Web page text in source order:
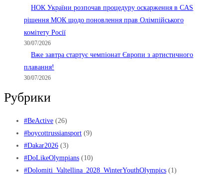
НОК України розпочав процедуру оскарження в CAS
рішення МОК щодо поновлення прав Олімпійського
комітету Росії
30/07/2026
Вже завтра стартує чемпіонат Європи з артистичного
плавання!
30/07/2026
Рубрики
#BeActive (26)
#boycottrussiansport (9)
#Dakar2026 (3)
#DoLikeOlympians (10)
#Dolomiti_Valtellina_2028_WinterYouthOlympics (1)